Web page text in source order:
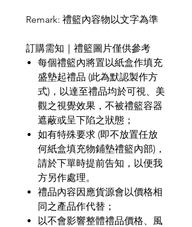
Remark: 禮籃內容物以文字為準
訂購需知｜禮籃圖片僅供參考
每個禮籃內將置以紙盒作填充
盛墊起禮品 (此為默認製作方
式) ，以達至禮品均於可視、美
觀之視覺效果，不被禮籃容器
遮蔽或呈下陷之狀態；
如有特殊要求 (即不放置任放
何紙盒填充物鋪墊禮籃內部) ，
請於下單時提前告知，以便我
方另作處理。
禮品內容因應貨源會以價格相
同之產品作代替；
以不會影響整體禮品價格、風